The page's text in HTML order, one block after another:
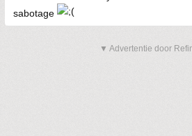
sabotage
▼ Advertentie door